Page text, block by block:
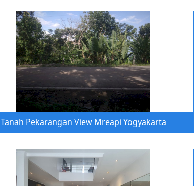
Tanah Pekarangan View Mreapi Yogyakarta